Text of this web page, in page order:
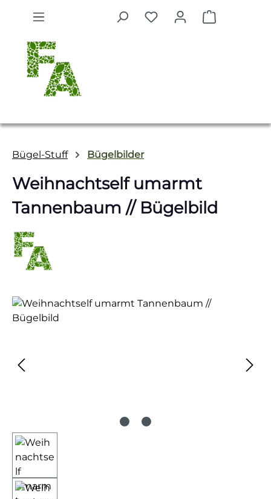
Zum Hauptinhalt springen
Bügel-Stuff Bügelbilder
Weihnachtself umarmt
Tannenbaum // Bügelbild
Bildergalerie überspringen